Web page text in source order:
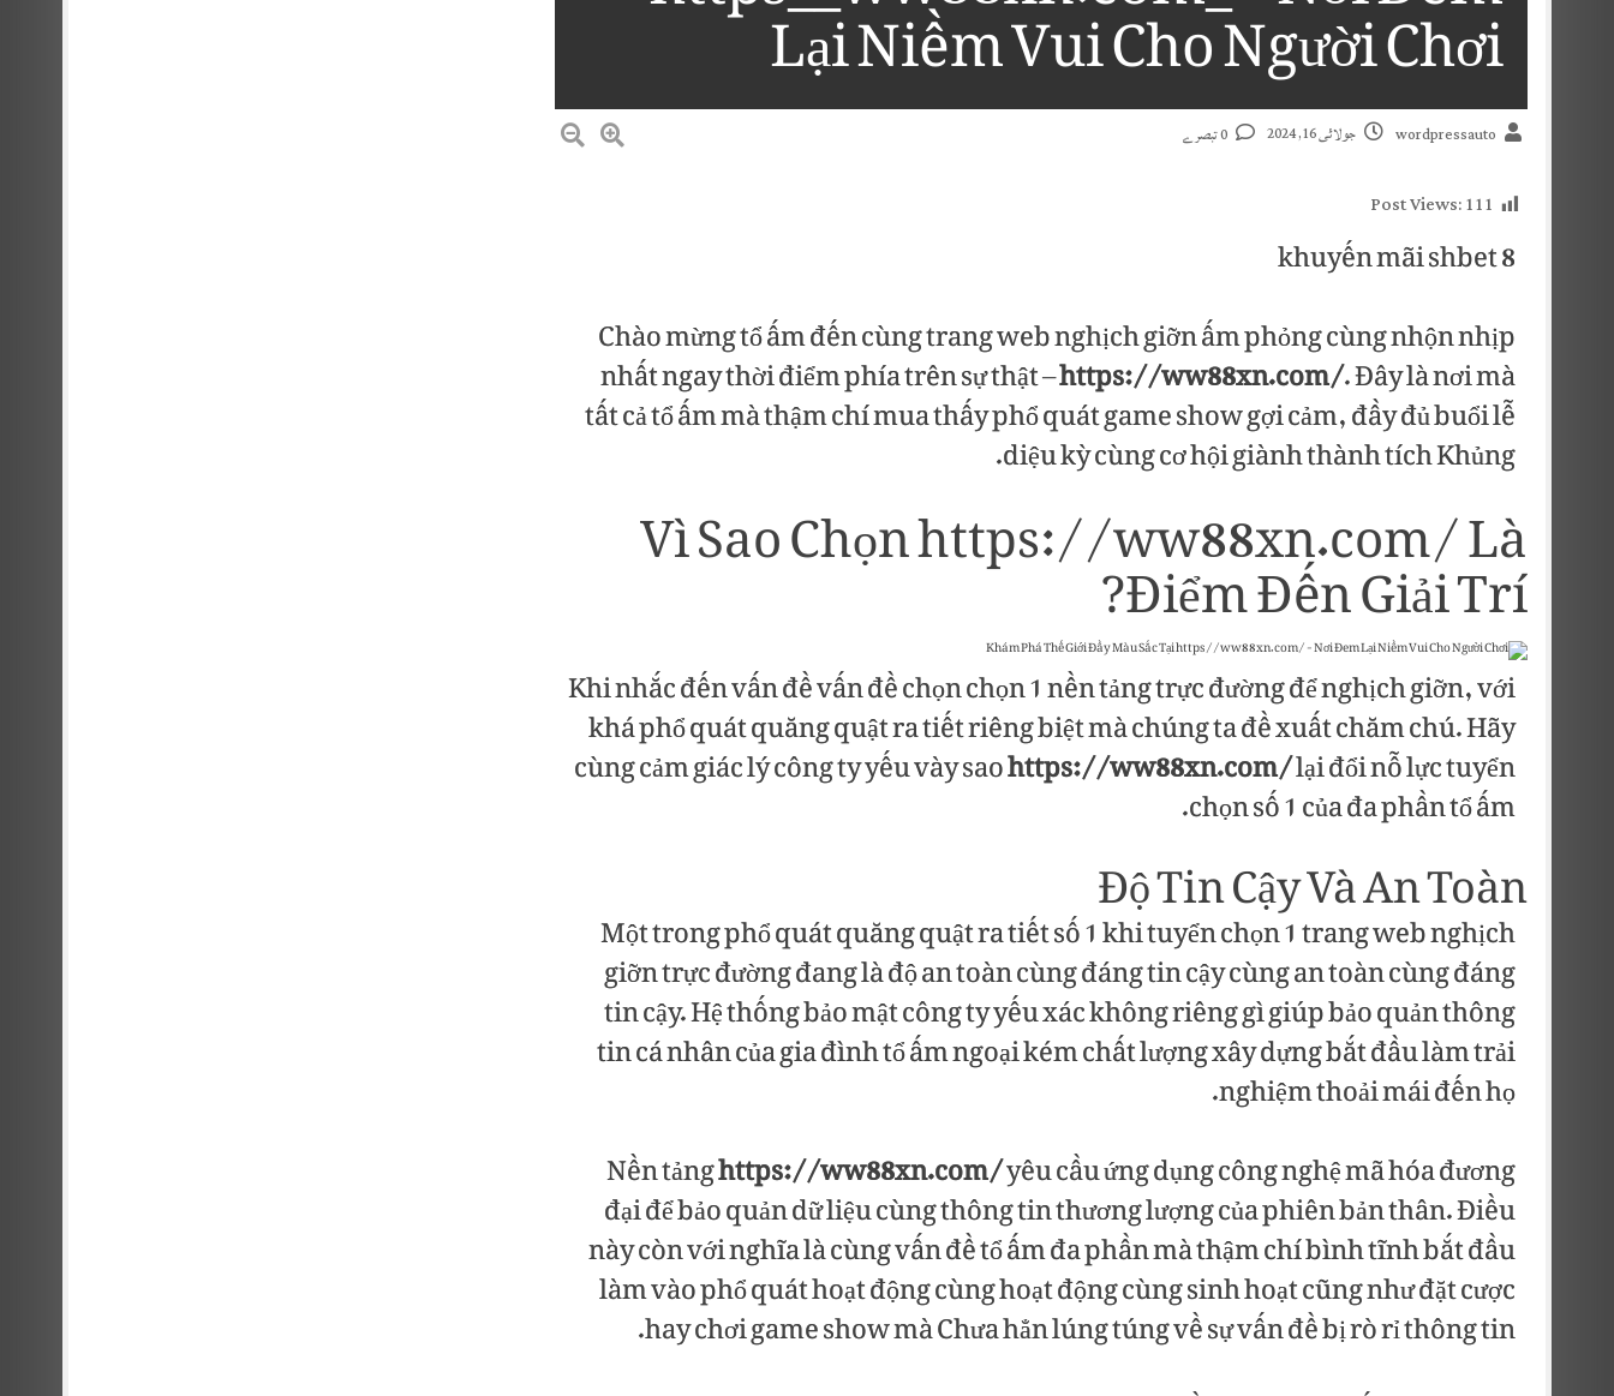
Lại Niềm Vui Cho Người Chơi
wordpressauto جولائی 16, 2024
Post Views:111
khuyến mãi shbet 8
Chào mừng tổ ấm đến cùng trang web nghịch giỡn ấm phỏng cùng nhộn nhịp
nhất ngay thời điểm phía trên sự thật –https://ww88xn.com/. Đây là nơi mà
tất cả tổ ấm mà thậm chí mua thấy phổ quát game show gợi cảm, đầy đủ buổi lễ
diệu kỳ cùng cơ hội giành thành tích Khủng.
Vì Sao Chọn https://ww88xn.com/ Là
Điểm Đến Giải Trí?
Khi nhắc đến vấn đề vấn đề chọn chọn 1 nền tảng trực đường để nghịch giỡn, với
khá phổ quát quăng quật ra tiết riêng biệt mà chúng ta đề xuất chăm chú. Hãy
cùng cảm giác lý công ty yếu vày saohttps://ww88xn.com/lại đổi nỗ lực tuyển
chọn số 1 của đa phần tổ ấm.
Độ Tin Cậy Và An Toàn
Một trong phổ quát quăng quật ra tiết số 1 khi tuyển chọn 1 trang web nghịch
giỡn trực đường đang là độ an toàn cùng đáng tin cậy cùng an toàn cùng đáng
tin cậy. Hệ thống bảo mật công ty yếu xác không riêng gì giúp bảo quản thông
tin cá nhân của gia đình tổ ấm ngoại kém chất lượng xây dựng bắt đầu làm trải
nghiệm thoải mái đến họ.
Nền tảnghttps://ww88xn.com/yêu cầu ứng dụng công nghệ mã hóa đương
đại để bảo quản dữ liệu cùng thông tin thương lượng của phiên bản thân. Điều
này còn với nghĩa là cùng vấn đề tổ ấm đa phần mà thậm chí bình tĩnh bắt đầu
làm vào phổ quát hoạt động cùng hoạt động cùng sinh hoạt cũng như đặt cược
hay chơi game show mà Chưa hẳn lúng túng về sự vấn đề bị rò rỉ thông tin.